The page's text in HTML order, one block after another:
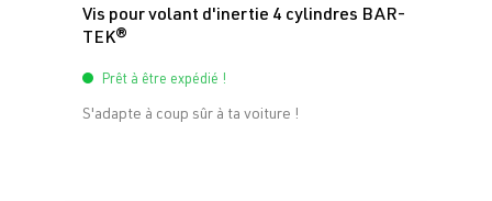
Vis pour volant d'inertie 4 cylindres BAR-
TEK®
Prêt à être expédié !
S'adapte à coup sûr à ta voiture !